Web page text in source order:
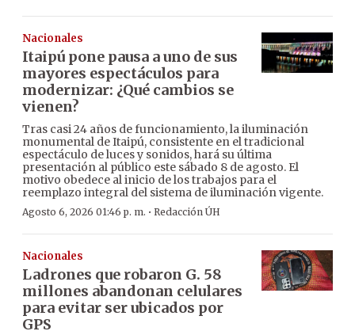
Nacionales
Itaipú pone pausa a uno de sus
mayores espectáculos para
modernizar: ¿Qué cambios se
vienen?
Tras casi 24 años de funcionamiento, la iluminación
monumental de Itaipú, consistente en el tradicional
espectáculo de luces y sonidos, hará su última
presentación al público este sábado 8 de agosto. El
motivo obedece al inicio de los trabajos para el
reemplazo integral del sistema de iluminación vigente.
Agosto 6, 2026 01:46 p. m. · Redacción ÚH
Nacionales
Ladrones que robaron G. 58
millones abandonan celulares
para evitar ser ubicados por
GPS